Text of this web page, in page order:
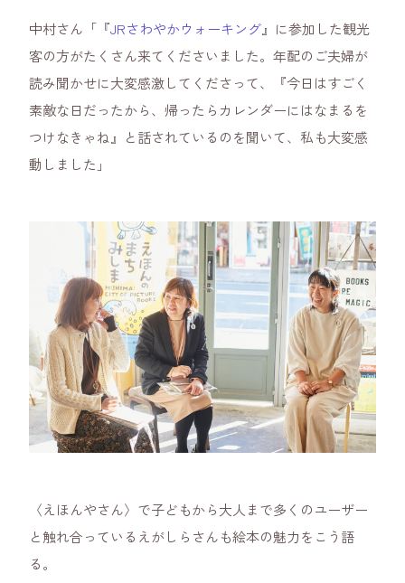
中村さん「『JRさわやかウォーキング』に参加した観光
客の方がたくさん来てくださいました。年配のご夫婦が
読み聞かせに大変感激してくださって、『今日はすごく
素敵な日だったから、帰ったらカレンダーにはなまるを
つけなきゃね』と話されているのを聞いて、私も大変感
動しました」
〈えほんやさん〉で子どもから大人まで多くのユーザー
と触れ合っているえがしらさんも絵本の魅力をこう語
る。